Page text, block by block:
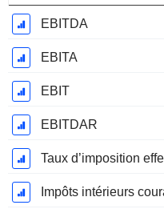
EBITDA
EBITA
EBIT
EBITDAR
Taux d’imposition
Impôts intérieurs